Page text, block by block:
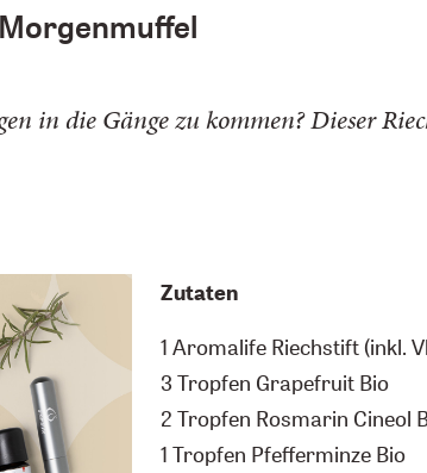
in die Gänge zu kommen? Dieser
Zutaten
1 Aromalife Riechstift (inkl.
3 Tropfen Grapefruit Bio
2 Tropfen Rosmarin Cineol
1 Tropfen Pfefferminze Bio